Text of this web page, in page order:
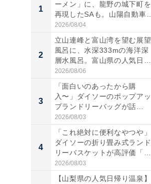
1
ーメン」に、龍野の城下町を
再現したSAも。山陽自動車
道...
2026/08/04
2
立山連峰と富山湾を望む展望
風呂に、水深333mの海洋深
層水風呂。富山県の人気日
帰...
2026/08/06
3
「面白いのあったから購
入〜」ダイソーのポップアッ
プランドリーバッグが話
題。“さま...
2026/08/03
4
「これ絶対に便利なやつや」
ダイソーの折り畳み式ランド
リーバスケットが高評価「使
わ...
2026/08/03
【山梨県の人気日帰り温泉】